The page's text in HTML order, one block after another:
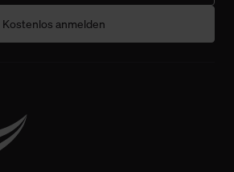
Kostenlos anmelden